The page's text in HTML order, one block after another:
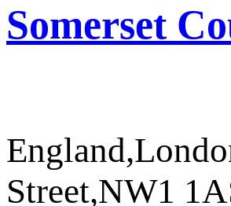
Somerset
Street,NW1